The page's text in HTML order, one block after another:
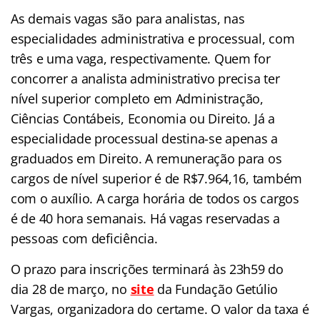
As demais vagas são para analistas, nas
especialidades administrativa e processual, com
três e uma vaga, respectivamente. Quem for
concorrer a analista administrativo precisa ter
nível superior completo em Administração,
Ciências Contábeis, Economia ou Direito. Já a
especialidade processual destina-se apenas a
graduados em Direito. A remuneração para os
cargos de nível superior é de R$7.964,16, também
com o auxílio. A carga horária de todos os cargos
é de 40 hora semanais. Há vagas reservadas a
pessoas com deficiência.
O prazo para inscrições terminará às 23h59 do
dia 28 de março, no site da Fundação Getúlio
Vargas, organizadora do certame. O valor da taxa é